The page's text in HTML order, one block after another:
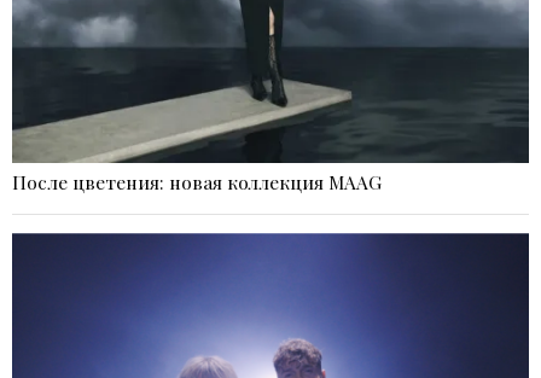
После цветения: новая коллекция MAAG